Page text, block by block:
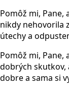
Pomôž mi, Pane,
nikdy nehovorila
útechy a
Pomôž mi,
dobrých skutkov,
dobre a sama si